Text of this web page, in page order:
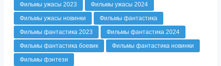
Фильмы ужасы 2023
Фильмы ужасы 2024
Фильмы ужасы новинки
Фильмы фантастика
Фильмы фантастика 2023
Фильмы фантастика 2024
Фильмы фантастика боевик
Фильмы фантастика новинки
Фильмы фэнтези